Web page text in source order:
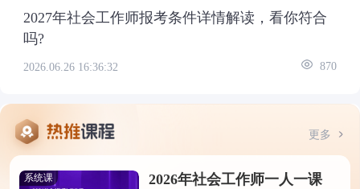
2027年社会工作师报考条件详情解读，看你符合
吗?
2026.06.26 16:36:32 870
更多
系统课
2026年社会工作师一人一课